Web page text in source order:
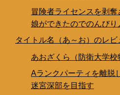
冒険者ライセンスを剥
娘ができたのでのんびり
タイトル名（あ～お）のレビ
あおざくら（防衛大学校
Aランクパーティを離脱
迷宮深部を目指す